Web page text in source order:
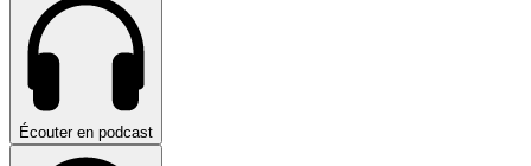
Écouter en podcast